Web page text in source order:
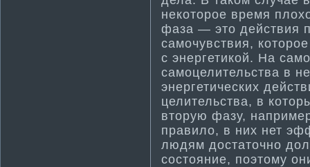
некоторое время
фаза — это действия
самочувствия,
с энергети­кой. На
самоцелительства в
энергети­ческих
целительства, в
вторую фазу,
правило, в них нет
людям достаточно
состояние, поэтому